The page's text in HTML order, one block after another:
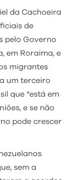
da Cachoeira
de
pelo Governo
em Roraima, e
migrantes
um terceiro
que “está em
e se não
pode crescer
sem a